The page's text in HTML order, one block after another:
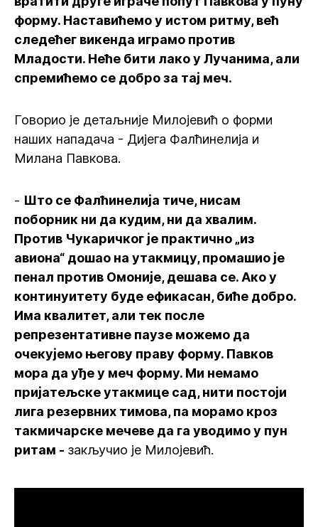
форму. Наставићемо у истом ритму, већ
следећег викенда играмо против
Младости. Неће бити лако у Лучанима, али
спремићемо се добро за тај меч.
Говорио је детаљније Милојевић о форми
наших нападача - Дијега Фалћинелија и
Милана Павкова.
- Што се Фалћинелија тиче, нисам
поборник ни да кудим, ни да хвалим.
Против Чукаричког је практично „из
авиона“ дошао на утакмицу, промашио је
пенал против Омоније, дешава се. Ако у
континуитету буде ефикасан, биће добро.
Има квалитет, али тек после
репрезентативне паузе можемо да
очекујемо његову праву форму. Павков
мора да уђе у меч форму. Ми немамо
пријатељске утакмице сад, нити постоји
лига резервних тимова, па морамо кроз
такмичарске мечеве да га уводимо у пун
ритам - закључио је Милојевић.